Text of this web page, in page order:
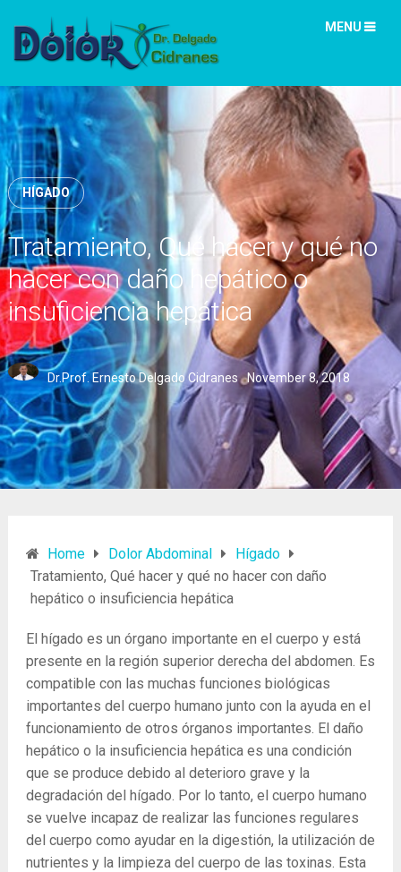
MENU
HÍGADO
Tratamiento, Qué hacer y qué no
hacer con daño hepático o
insuficiencia hepática
Dr.Prof. Ernesto Delgado Cidranes November 8, 2018
Home Dolor Abdominal
Hígado
Tratamiento, Qué hacer y qué no hacer con daño
hepático o insuficiencia hepática
El hígado es un órgano importante en el cuerpo y está
presente en la región superior derecha del abdomen. Es
compatible con las muchas funciones biológicas
importantes del cuerpo humano junto con la ayuda en el
funcionamiento de otros órganos importantes. El daño
hepático o la insuficiencia hepática es una condición
que se produce debido al deterioro grave y la
degradación del hígado. Por lo tanto, el cuerpo humano
se vuelve incapaz de realizar las funciones regulares
del cuerpo como ayudar en la digestión, la utilización de
nutrientes y la limpieza del cuerpo de las toxinas. Esta